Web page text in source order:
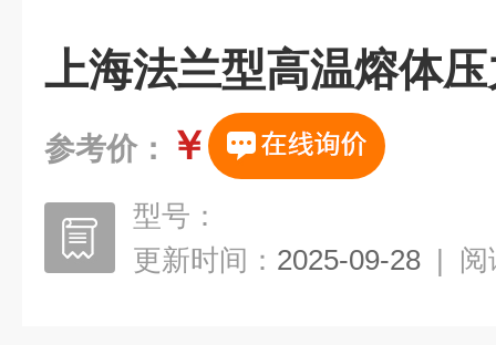
上海法兰型高温熔体
参考价： ￥
型号：
更新时间： 2025-09-28 | 阅